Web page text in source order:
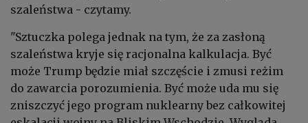
szaleństwa - czytamy.
"Sztuczka polega jednak na tym, że za zasłoną
szaleństwa kryje się racjonalna kalkulacja. Być
może Trump będzie miał szczęście i zmusi reżim
do zawarcia porozumienia. Być może uda mu się
zniszczyć jego program nuklearny bez całkowitej